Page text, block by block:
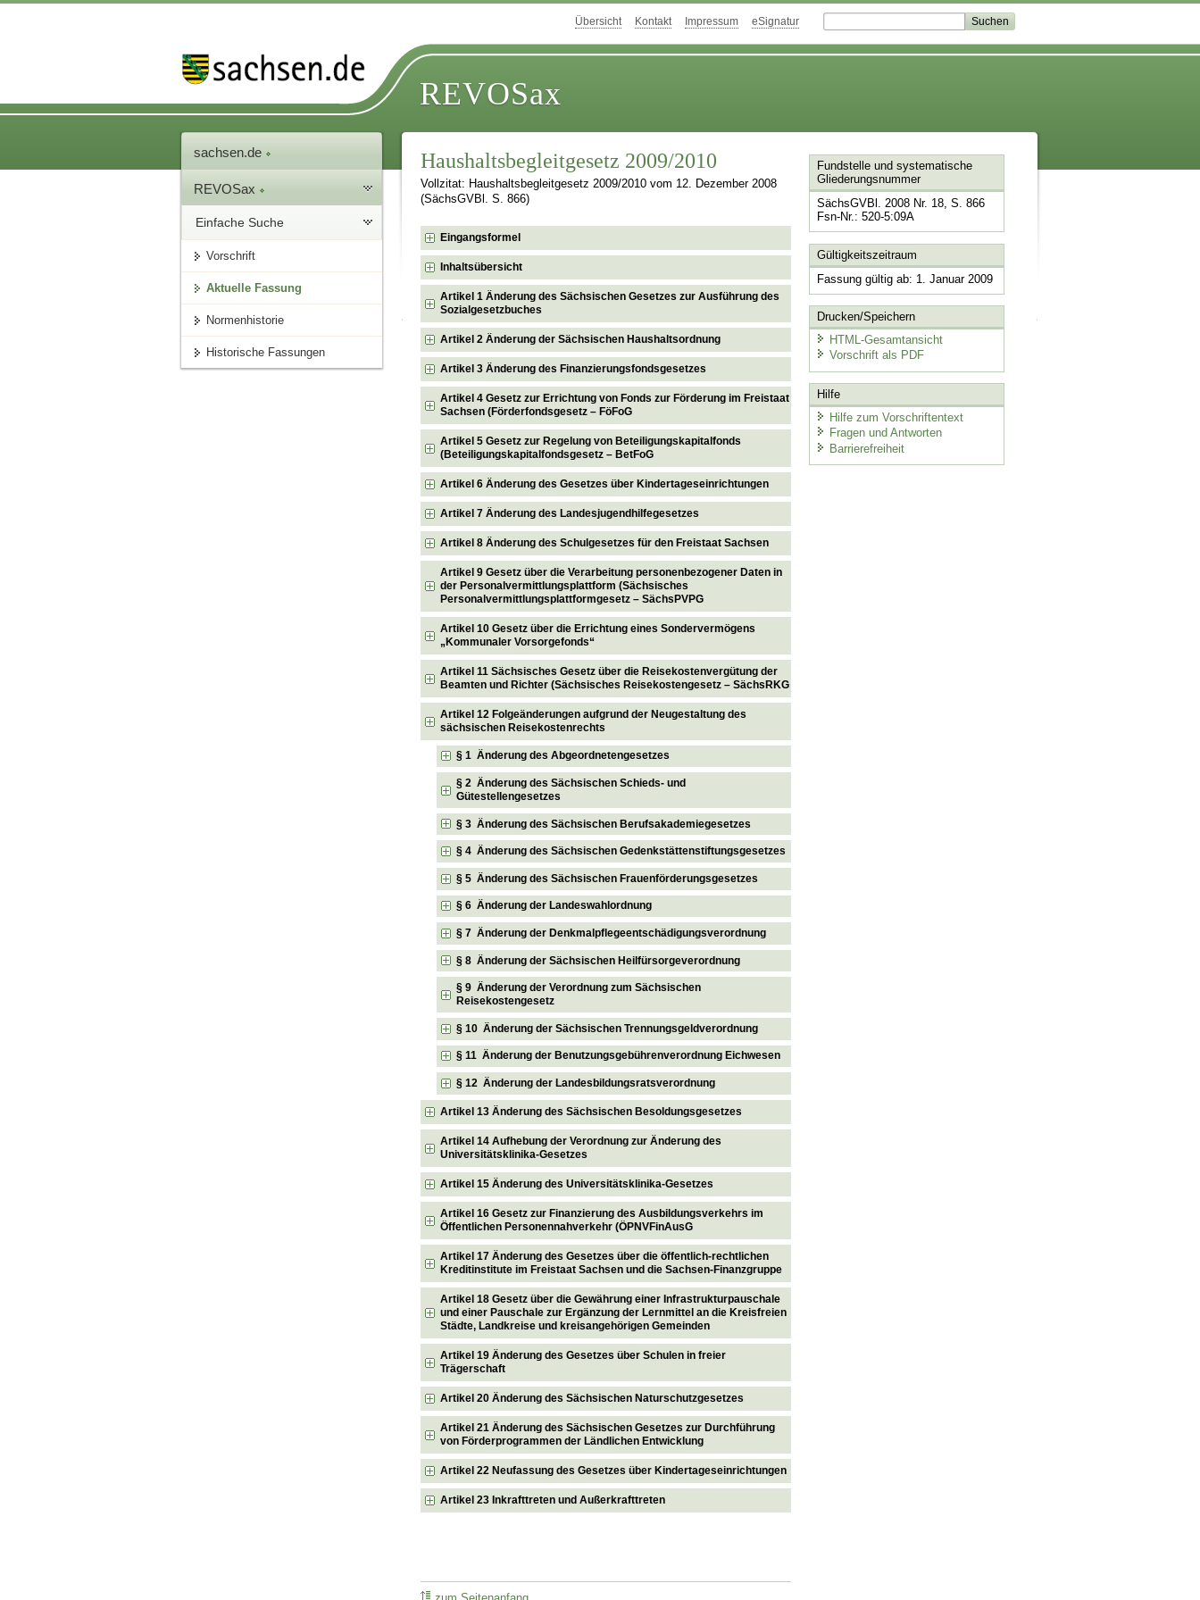
Übersicht Kontakt Impressum eSignatur
REVOSax
sachsen.de
REVOSax
Einfache Suche
Vorschrift
Aktuelle Fassung
Normenhistorie
Historische Fassungen
Haushaltsbegleitgesetz 2009/2010
Vollzitat: Haushaltsbegleitgesetz 2009/2010 vom 12. Dezember 2008
(SächsGVBl. S. 866)
Eingangsformel
Inhaltsübersicht
Artikel 1 Änderung des Sächsischen Gesetzes zur Ausführung des
Sozialgesetzbuches
Artikel 2 Änderung der Sächsischen Haushaltsordnung
Artikel 3 Änderung des Finanzierungsfondsgesetzes
Artikel 4 Gesetz zur Errichtung von Fonds zur Förderung im Freistaat
Sachsen (Förderfondsgesetz – FöFoG
Artikel 5 Gesetz zur Regelung von Beteiligungskapitalfonds
(Beteiligungskapitalfondsgesetz – BetFoG
Artikel 6 Änderung des Gesetzes über Kindertageseinrichtungen
Artikel 7 Änderung des Landesjugendhilfegesetzes
Artikel 8 Änderung des Schulgesetzes für den Freistaat Sachsen
Artikel 9 Gesetz über die Verarbeitung personenbezogener Daten in
der Personalvermittlungsplattform (Sächsisches
Personalvermittlungsplattformgesetz – SächsPVPG
Artikel 10 Gesetz über die Errichtung eines Sondervermögens
„Kommunaler Vorsorgefonds“
Artikel 11 Sächsisches Gesetz über die Reisekostenvergütung der
Beamten und Richter (Sächsisches Reisekostengesetz – SächsRKG
Artikel 12 Folgeänderungen aufgrund der Neugestaltung des
sächsischen Reisekostenrechts
§ 1 Änderung des Abgeordnetengesetzes
§ 2 Änderung des Sächsischen Schieds- und
Gütestellengesetzes
§ 3 Änderung des Sächsischen Berufsakademiegesetzes
§ 4 Änderung des Sächsischen Gedenkstättenstiftungsgesetzes
§ 5 Änderung des Sächsischen Frauenförderungsgesetzes
§ 6 Änderung der Landeswahlordnung
§ 7 Änderung der Denkmalpflegeentschädigungsverordnung
§ 8 Änderung der Sächsischen Heilfürsorgeverordnung
§ 9 Änderung der Verordnung zum Sächsischen
Reisekostengesetz
§ 10 Änderung der Sächsischen Trennungsgeldverordnung
§ 11 Änderung der Benutzungsgebührenverordnung Eichwesen
§ 12 Änderung der Landesbildungsratsverordnung
Artikel 13 Änderung des Sächsischen Besoldungsgesetzes
Artikel 14 Aufhebung der Verordnung zur Änderung des
Universitätsklinika-Gesetzes
Artikel 15 Änderung des Universitätsklinika-Gesetzes
Artikel 16 Gesetz zur Finanzierung des Ausbildungsverkehrs im
Öffentlichen Personennahverkehr (ÖPNVFinAusG
Artikel 17 Änderung des Gesetzes über die öffentlich-rechtlichen
Kreditinstitute im Freistaat Sachsen und die Sachsen-Finanzgruppe
Artikel 18 Gesetz über die Gewährung einer Infrastrukturpauschale
und einer Pauschale zur Ergänzung der Lernmittel an die Kreisfreien
Städte, Landkreise und kreisangehörigen Gemeinden
Artikel 19 Änderung des Gesetzes über Schulen in freier
Trägerschaft
Artikel 20 Änderung des Sächsischen Naturschutzgesetzes
Artikel 21 Änderung des Sächsischen Gesetzes zur Durchführung
von Förderprogrammen der Ländlichen Entwicklung
Artikel 22 Neufassung des Gesetzes über Kindertageseinrichtungen
Artikel 23 Inkrafttreten und Außerkrafttreten
Fundstelle und systematische
Gliederungsnummer
SächsGVBl. 2008 Nr. 18, S. 866
Fsn-Nr.: 520-5:09A
Gültigkeitszeitraum
Fassung gültig ab: 1. Januar 2009
Drucken/Speichern
HTML-Gesamtansicht
Vorschrift als PDF
Hilfe
Hilfe zum Vorschriftentext
Fragen und Antworten
Barrierefreiheit